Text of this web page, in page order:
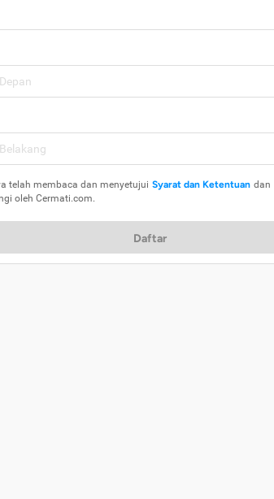
telah membaca dan menyetujui Syarat dan Ketentuan dan
oleh Cermati.com.
Daftar